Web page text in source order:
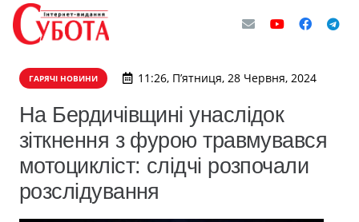
ГАРЯЧІ НОВИНИ 11:26, П’ятниця, 28 Червня, 2024
На Бердичівщині унаслідок
зіткнення з фурою травмувався
мотоцикліст: слідчі розпочали
розслідування